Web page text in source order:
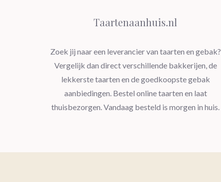
Taartenaanhuis.nl
Zoek jij naar een leverancier van taarten en gebak?
Vergelijk dan direct verschillende bakkerijen, de
lekkerste taarten en de goedkoopste gebak
aanbiedingen. Bestel online taarten en laat
thuisbezorgen. Vandaag besteld is morgen in huis.